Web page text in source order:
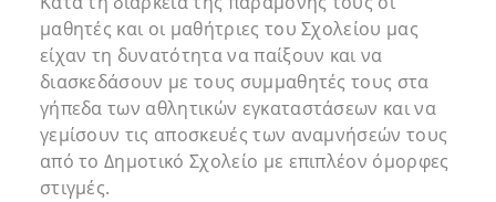
μαθητές και οι μαθήτριες του Σχολείου μας
είχαν τη δυνατότητα να παίξουν και να
διασκεδάσουν με τους συμμαθητές τους στα
γήπεδα των αθλητικών εγκαταστάσεων και να
γεμίσουν τις αποσκευές των αναμνήσεών τους
από το Δημοτικό Σχολείο με επιπλέον όμορφες
στιγμές.